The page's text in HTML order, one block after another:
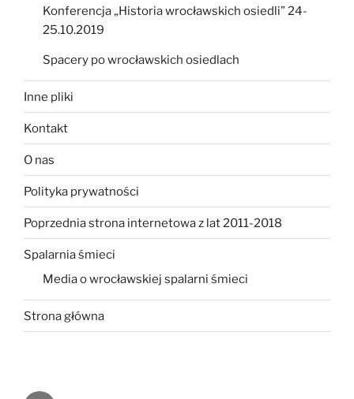
Konferencja „Historia wrocławskich osiedli” 24-
25.10.2019
Spacery po wrocławskich osiedlach
Inne pliki
Kontakt
O nas
Polityka prywatności
Poprzednia strona internetowa z lat 2011-2018
Spalarnia śmieci
Media o wrocławskiej spalarni śmieci
Strona główna